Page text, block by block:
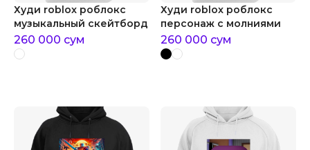
Худи roblox роблокс
музыкальный скейтборд
260 000 сум
Худи roblox роблокс
персонаж с молниями
260 000 сум